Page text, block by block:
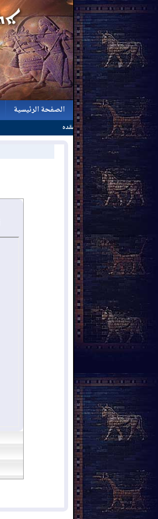
الصفحة الرئيسية
الصفحة الرئيسية